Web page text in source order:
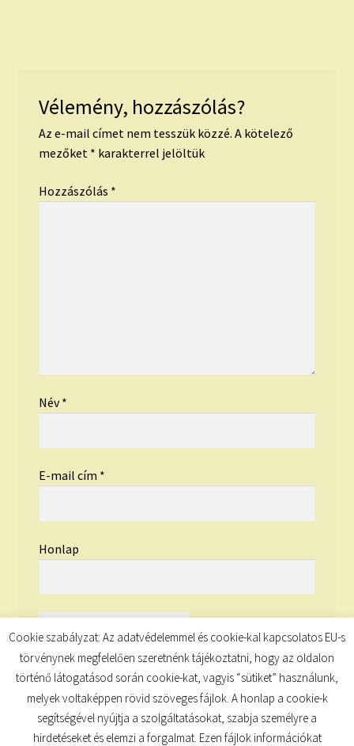
Vélemény, hozzászólás?
Az e-mail címet nem tesszük közzé. A kötelező
mezőket * karakterrel jelöltük
Hozzászólás *
Név*
E-mail cím *
Honlap
Cookie szabályzat: Az adatvédelemmel és cookie-kal kapcsolatos EU-s
törvénynek megfelelően szeretnénk tájékoztatni, hogy az oldalon
történő látogatásod során cookie-kat, vagyis “sütiket” használunk,
melyek voltaképpen rövid szöveges fájlok. A honlap a cookie-k
segítségével nyújtja a szolgáltatásokat, szabja személyre a
hirdetéseket és elemzi a forgalmat. Ezen fájlok információkat